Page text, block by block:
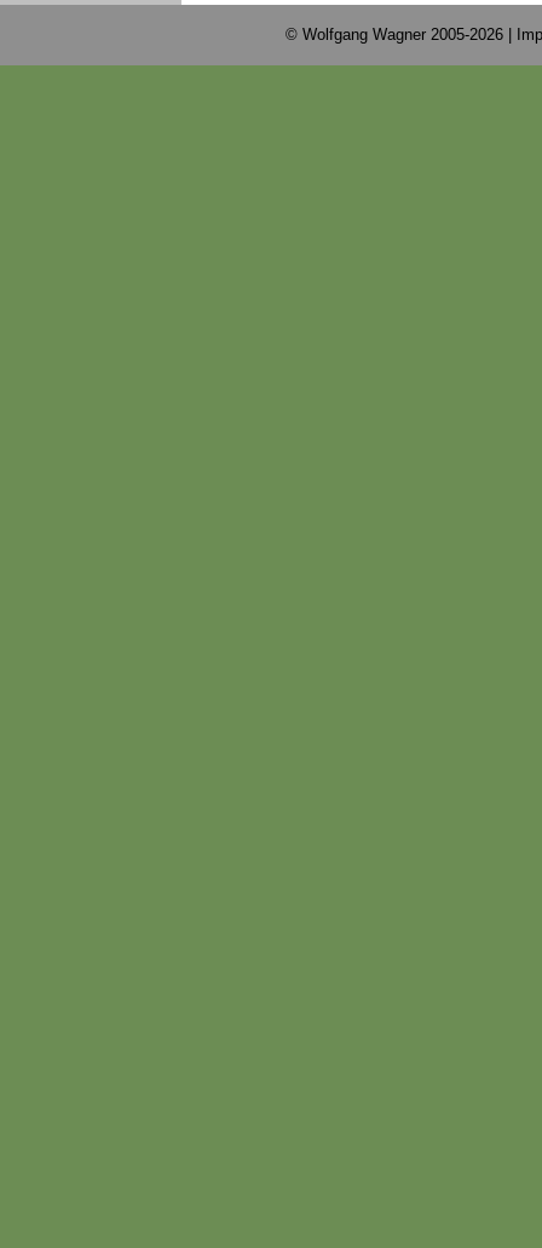
© Wolfgang Wagner 2005-2026 |